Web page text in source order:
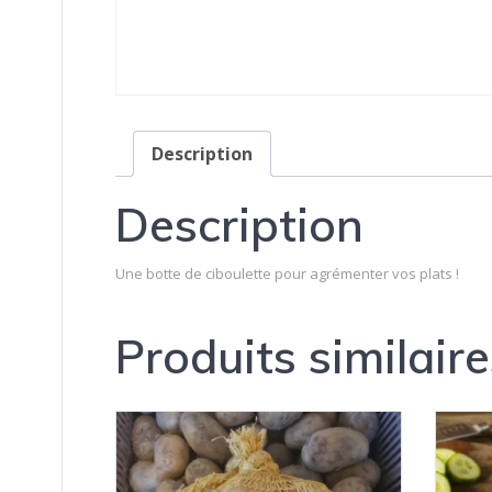
Description
Description
Une botte de ciboulette pour agrémenter vos plats !
Produits